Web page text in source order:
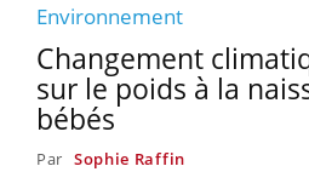
Environnement
Changement
sur le poids à la
bébés
Par Sophie Raffin